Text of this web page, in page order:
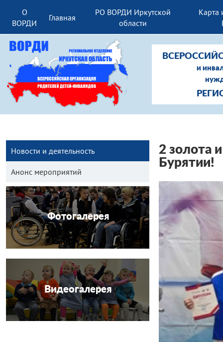
О
ВОРДИ
Главная
РО ВОРДИ Иркутской
области
Карта
и
Новости и деятельность
Анонс мероприятий
Фотогалерея
Видеогалерея
2 золота
Бурятии!